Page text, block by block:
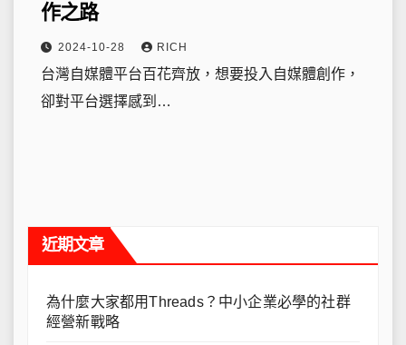
作之路
2024-10-28 RICH
台灣自媒體平台百花齊放，想要投入自媒體創作，
卻對平台選擇感到…
近期文章
為什麼大家都用Threads？中小企業必學的社群
經營新戰略